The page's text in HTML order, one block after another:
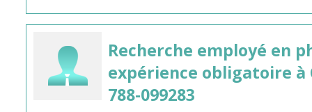
Recherche employé en
expérience obligatoire à
788-099283